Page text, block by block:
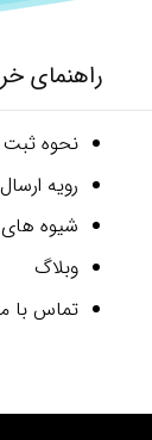
راهنمای
نحوه
رویه
شیوه
وبلاگ
تماس با